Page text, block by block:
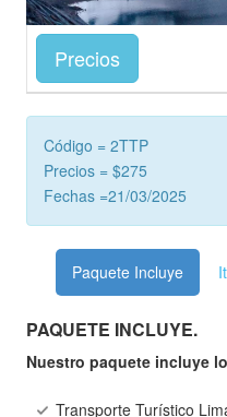
Precios
Código = 2TTP
Precios = $275
Fechas =21/03/2025
Paquete Incluye
PAQUETE INCLUYE.
Nuestro paquete incluye
Transporte Turístico